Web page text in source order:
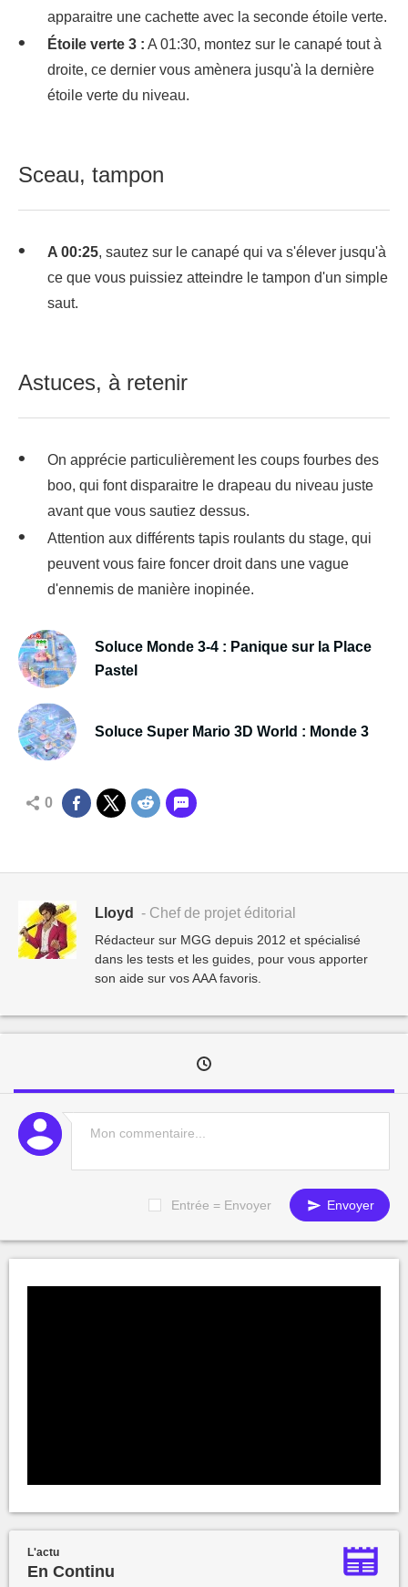
apparaitre une cachette avec la seconde étoile verte.
Étoile verte 3 : A 01:30, montez sur le canapé tout à
droite, ce dernier vous amènera jusqu'à la dernière
étoile verte du niveau.
Sceau, tampon
A 00:25, sautez sur le canapé qui va s'élever jusqu'à
ce que vous puissiez atteindre le tampon d'un simple
saut.
Astuces, à retenir
On apprécie particulièrement les coups fourbes des
boo, qui font disparaitre le drapeau du niveau juste
avant que vous sautiez dessus.
Attention aux différents tapis roulants du stage, qui
peuvent vous faire foncer droit dans une vague
d'ennemis de manière inopinée.
Soluce Monde 3-4 : Panique sur la Place
Pastel
Soluce Super Mario 3D World : Monde 3
0
Lloyd - Chef de projet éditorial
Rédacteur sur MGG depuis 2012 et spécialisé
dans les tests et les guides, pour vous apporter
son aide sur vos AAA favoris.
Entrée = Envoyer Envoyer
L'actu
En Continu